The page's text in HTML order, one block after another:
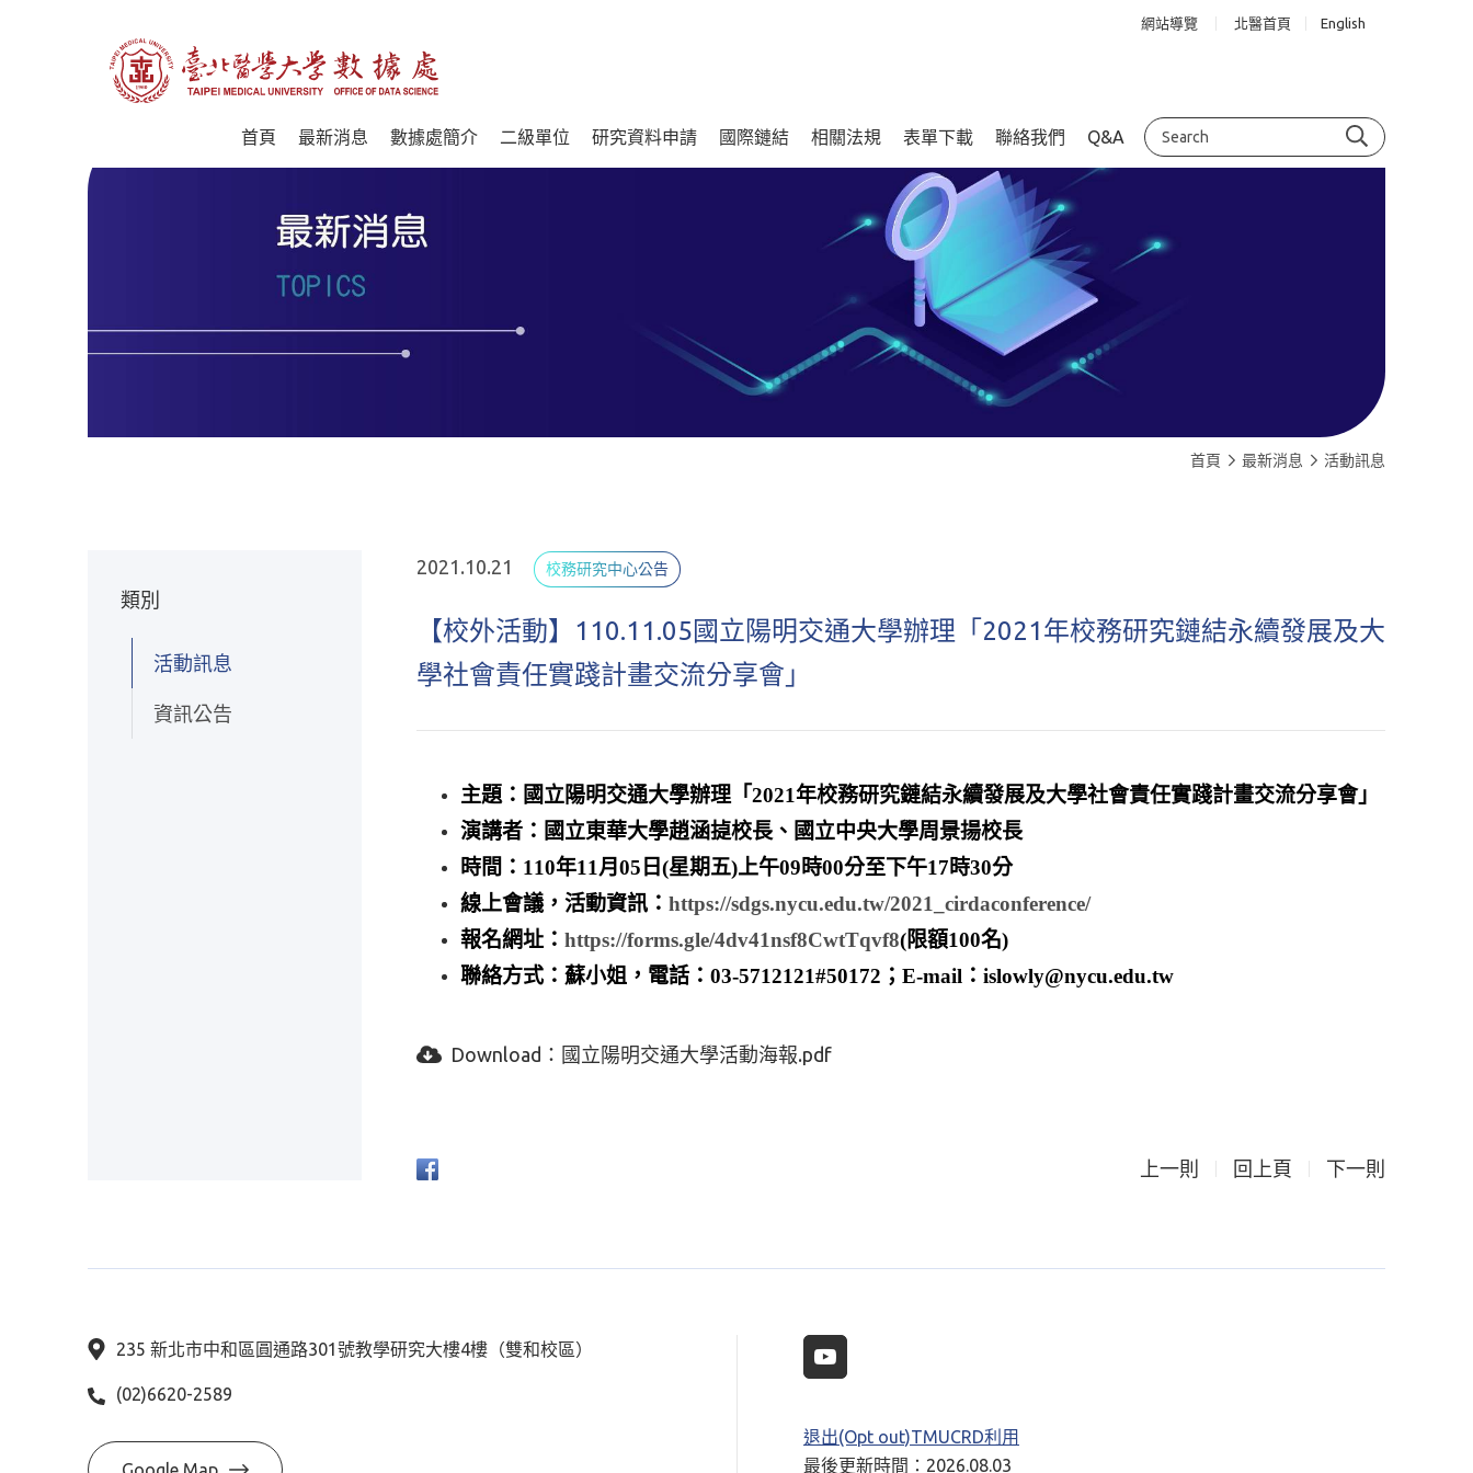
網站導覽 北醫首頁 English
首頁 最新消息 數據處簡介 二級單位 研究資料申請 國際鏈結 相關法規 表單下載 聯絡我們 Q&A
首頁 最新消息 活動訊息
類別
活動訊息
資訊公告
2021.10.21 校務研究中心公告
【校外活動】110.11.05國立陽明交通大學辦理「2021年校務研究鏈結永續發展及大
學社會責任實踐計畫交流分享會」
主題：國立陽明交通大學辦理「2021年校務研究鏈結永續發展及大學社會責任實踐計畫交流分享會」
演講者：國立東華大學趙涵㨗校長、國立中央大學周景揚校長
時間：110年11月05日(星期五)上午09時00分至下午17時30分
線上會議，活動資訊： https://sdgs.nycu.edu.tw/2021_cirdaconference/
報名網址： https://forms.gle/4dv41nsf8CwtTqvf8(限額100名)
聯絡方式：蘇小姐，電話：03-5712121#50172；E-mail：islowly@nycu.edu.tw
Download： 國立陽明交通大學活動海報.pdf
上一則 回上頁 下一則
235 新北市中和區圓通路301號教學研究大樓4樓（雙和校區）
(02)6620-2589
退出(Opt out)TMUCRD利用
最後更新時間：2026.08.03